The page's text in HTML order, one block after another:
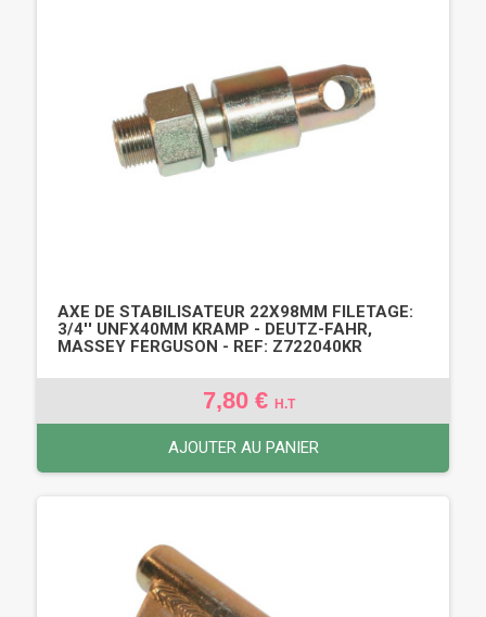
AXE DE STABILISATEUR 22X98MM FILETAGE:
3/4'' UNFX40MM KRAMP - DEUTZ-FAHR,
MASSEY FERGUSON - REF: Z722040KR
7,80 € H.T
AJOUTER AU PANIER